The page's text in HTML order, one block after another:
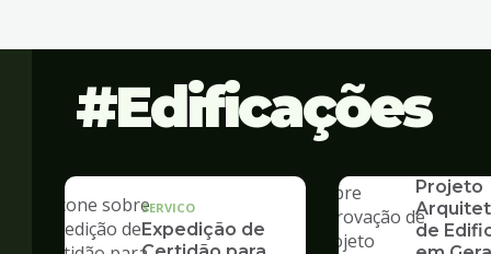
Edificações
SERVICO
Expedição de
Projeto
de